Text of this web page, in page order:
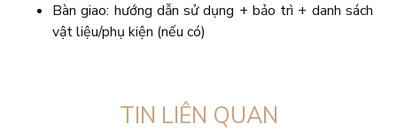
Bàn giao: hướng dẫn sử dụng + bảo trì + danh sách
vật liệu/phụ kiện (nếu có)
TIN LIÊN QUAN